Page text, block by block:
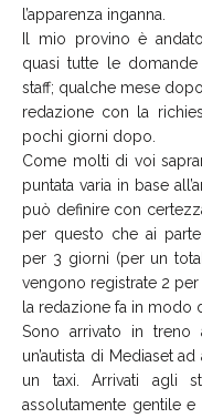
l’apparenza inganna.
Il mio provino è
quasi tutte le
staff; qualche mese
redazione con la
pochi giorni dopo.
Come molti di voi
puntata varia in base
può definire con
per questo che ai
per 3 giorni (per un
vengono registrate 2
la redazione fa in modo
Sono arrivato in
un’autista di Mediaset
un taxi. Arrivati agli
assolutamente gentile